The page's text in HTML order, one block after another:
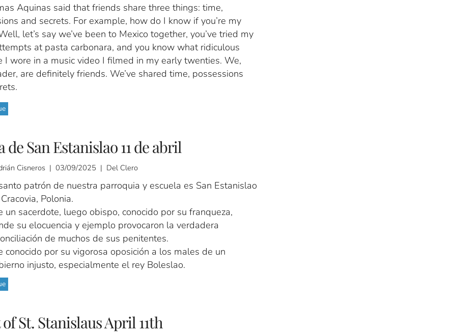
Aquinas said that friends share three things: time,
and secrets. For example, how do I know if you’re my
let’s say we’ve been to Mexico together, you’ve tried my
at pasta carbonara, and you know what ridiculous
I wore in a music video I filmed in my early twenties. We,
are definitely friends. We’ve shared time, possessions
de San Estanislao 11 de abril
Cisneros | 03/09/2025 | Del Clero
patrón de nuestra parroquia y escuela es San Estanislao
Polonia.
un sacerdote, luego obispo, conocido por su franqueza,
su elocuencia y ejemplo provocaron la verdadera
de muchos de sus penitentes.
conocido por su vigorosa oposición a los males de un
injusto, especialmente el rey Boleslao.
of St. Stanislaus April 11th